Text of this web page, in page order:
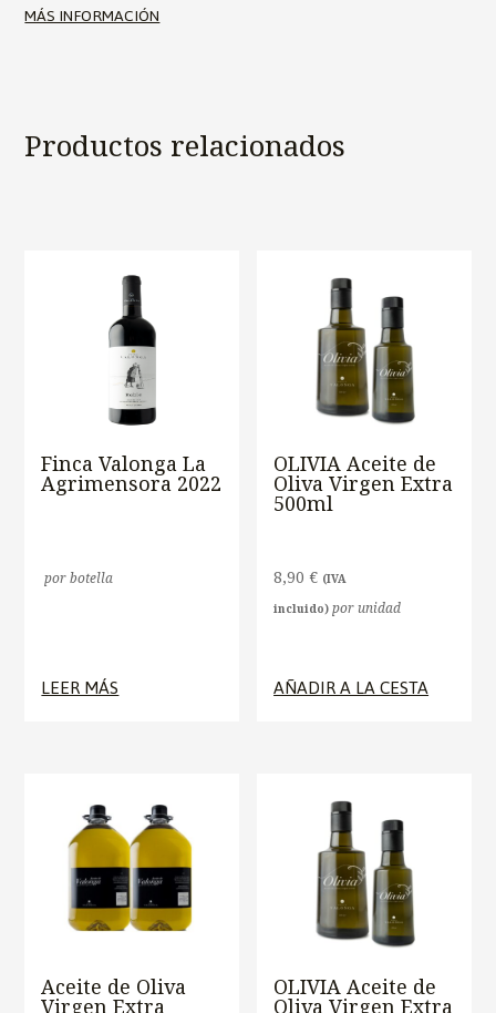
MÁS INFORMACIÓN
Productos relacionados
Finca Valonga La
Agrimensora 2022
por botella
LEER MÁS
OLIVIA Aceite de
Oliva Virgen Extra
500ml
8,90€ (IVA
incluido) por unidad
AÑADIR A LA CESTA
Aceite de Oliva
Virgen Extra
OLIVIA Aceite de
Oliva Virgen Extra